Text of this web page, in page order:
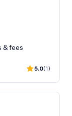
& fees
5.0(1)